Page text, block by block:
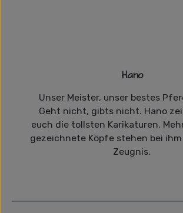
Hano
Unser Meister, unser bestes
Geht nicht, gibts nicht. Hano
euch die tollsten Karikaturen.
gezeichnete Köpfe stehen bei
Zeugnis.